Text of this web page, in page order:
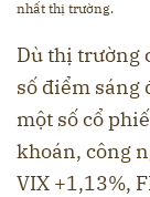
nhất thị trường.
Dù thị trường
số điểm sáng
một số cổ
khoán, công
VIX +1,13%,